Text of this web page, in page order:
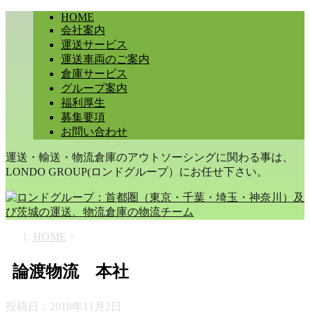
HOME
会社案内
運送サービス
運送車両のご案内
倉庫サービス
グループ案内
福利厚生
募集要項
お問い合わせ
運送・輸送・物流倉庫のアウトソーシングに関わる事は、
LONDO GROUP(ロンドグループ）にお任せ下さい。
HOME >
論渡物流 本社
投稿日： 2018年11月2日